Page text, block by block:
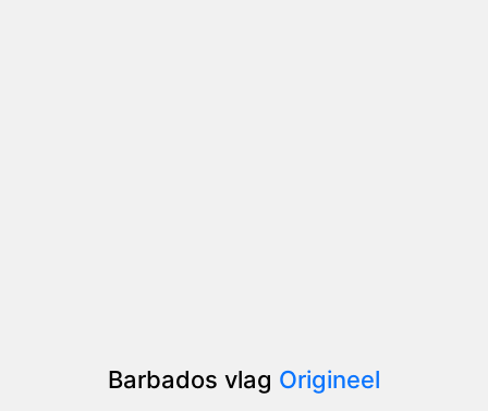
Barbados vlag Origineel